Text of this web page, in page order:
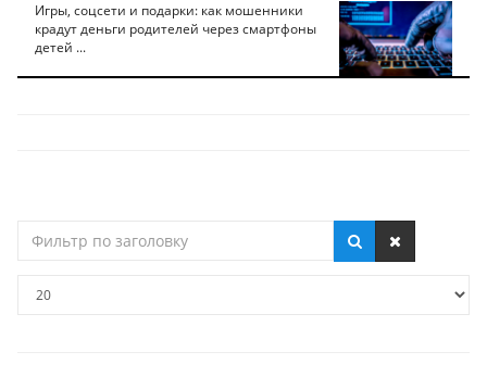
Игры, соцсети и подарки: как мошенники
крадут деньги родителей через смартфоны
детей ...
по